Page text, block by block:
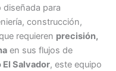
para
construcción,
requieren precisión,
en sus flujos de
Salvador, este equipo